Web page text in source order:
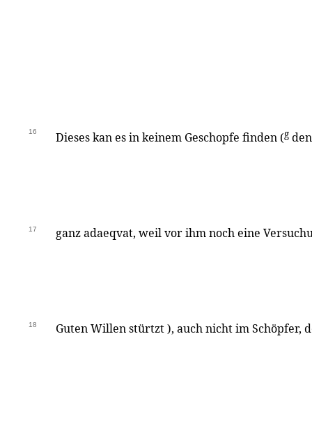
16 Dieses kan es in keinem Geschopfe finden (g
17 ganz adaeqvat, weil vor ihm noch eine
18 Guten Willen stürtzt ), auch nicht im Schöpfer,